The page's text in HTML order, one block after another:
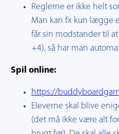
Reglerne er ikke helt
Man kan fx kun lægge
får sin modstander til
+4), så har man
Spil online:
https://
Eleverne skal blive
(det må ikke være alt